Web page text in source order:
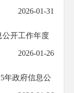
2026-01-31
公开工作年度
2026-01-26
年政府信息公